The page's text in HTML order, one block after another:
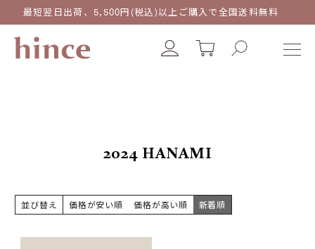
最短翌日出荷、5,500円(税込)以上ご購入で全国送料無料
2024 HANAMI
並び替え 価格が安い順 価格が高い順 新着順